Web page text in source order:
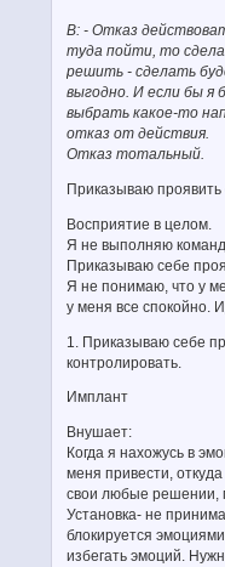
В: - Отказ
туда пойти, то
решить - сделать
выгодно. И если бы я
выбрать какое-то
отказ от действия.
Отказ тотальный.
Приказываю проявить
Восприятие в целом.
Я не выполняю
Приказываю себе
Я не понимаю, что у
у меня все спокойно.
1. Приказываю себе
контролировать.
Имплант
Внушает:
Когда я нахожусь в
меня привести,
свои любые решении,
Установка- не
блокируется
избегать эмоций.